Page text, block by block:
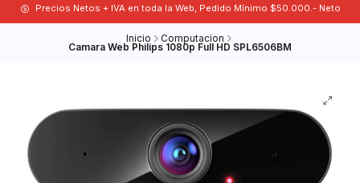
Precios Netos + IVA en toda la Web, Pedido Mínimo $50.000.- Neto
Inicio Computacion
Camara Web Philips 1080p Full HD SPL6506BM